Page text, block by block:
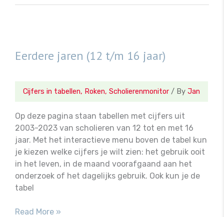
Eerdere jaren (12 t/m 16 jaar)
Cijfers in tabellen, Roken, Scholierenmonitor / By Jan
Op deze pagina staan tabellen met cijfers uit
2003-2023 van scholieren van 12 tot en met 16
jaar. Met het interactieve menu boven de tabel kun
je kiezen welke cijfers je wilt zien: het gebruik ooit
in het leven, in de maand voorafgaand aan het
onderzoek of het dagelijks gebruik. Ook kun je de
tabel
Eerdere
Read More »